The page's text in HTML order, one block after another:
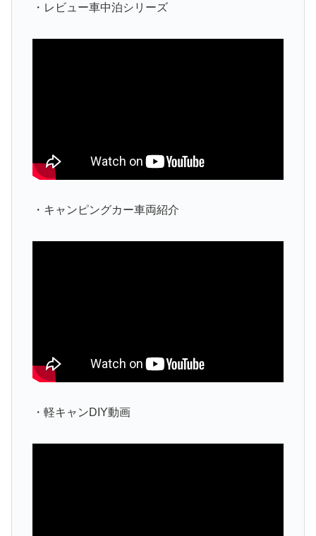
・レビュー車中泊シリーズ
・キャンピングカー車両紹介
・軽キャンDIY動画